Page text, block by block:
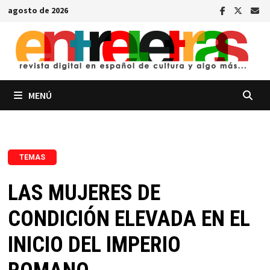
Saltar
contenido
agosto de 2026
MENÚ
TEMAS
LAS MUJERES DE
CONDICIÓN ELEVADA EN EL
INICIO DEL IMPERIO